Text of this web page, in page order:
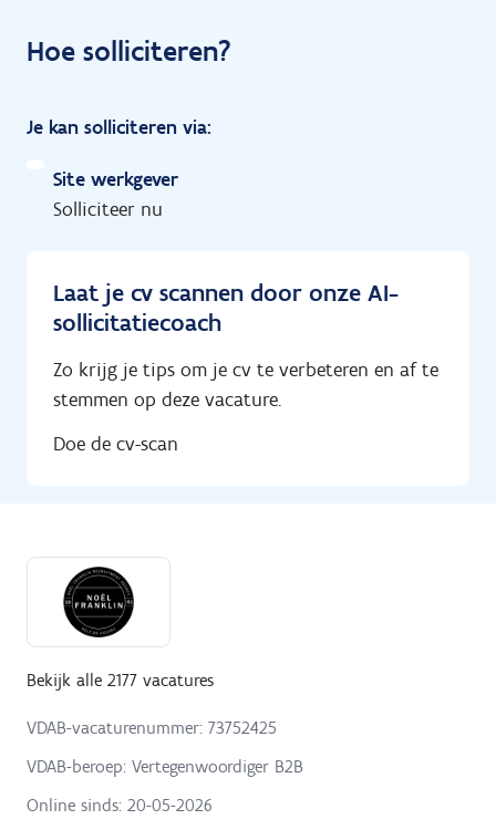
Hoe solliciteren?
Je kan solliciteren via:
Site werkgever
Solliciteer nu
Laat je cv scannen door onze AI-
sollicitatiecoach
Zo krijg je tips om je cv te verbeteren en af te
stemmen op deze vacature.
Doe de cv-scan
Bekijk alle 2177 vacatures
VDAB-vacaturenummer: 73752425
VDAB-beroep: Vertegenwoordiger B2B
Online sinds: 20-05-2026